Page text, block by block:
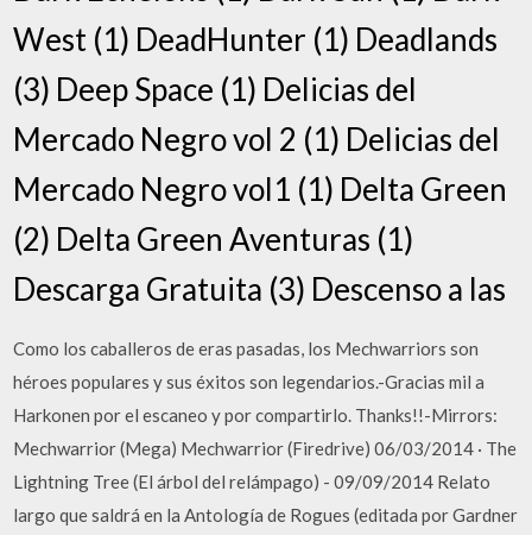
West (1) DeadHunter (1) Deadlands
(3) Deep Space (1) Delicias del
Mercado Negro vol 2 (1) Delicias del
Mercado Negro vol1 (1) Delta Green
(2) Delta Green Aventuras (1)
Descarga Gratuita (3) Descenso a las
Como los caballeros de eras pasadas, los Mechwarriors son
héroes populares y sus éxitos son legendarios.-Gracias mil a
Harkonen por el escaneo y por compartirlo. Thanks!!-Mirrors:
Mechwarrior (Mega) Mechwarrior (Firedrive) 06/03/2014 · The
Lightning Tree (El árbol del relámpago) - 09/09/2014 Relato
largo que saldrá en la Antología de Rogues (editada por Gardner